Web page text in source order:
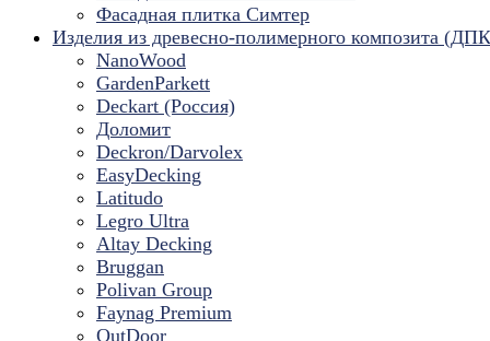
Фасадная плитка Симтер
Изделия из древесно-полимерного композита
NanoWood
GardenParkett
Deckart (Россия)
Доломит
Deckron/Darvolex
EasyDecking
Latitudo
Legro Ultra
Altay Decking
Bruggan
Polivan Group
Faynag Premium
OutDoor